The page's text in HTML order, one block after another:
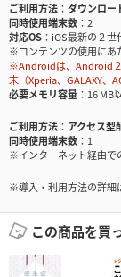
ご利用方法
ダウンロー
同時使用端末数
2
対応OS
iOS最新の２
※コンテンツの使用にあ
※Androidは、Android２
末（Xperia、GALAXY、
必要メモリ容量
16 MB
ご利用方法
アクセス型
同時使用端末数
1
※インターネット経由で
※導入・利用方法の詳細
この商品を買